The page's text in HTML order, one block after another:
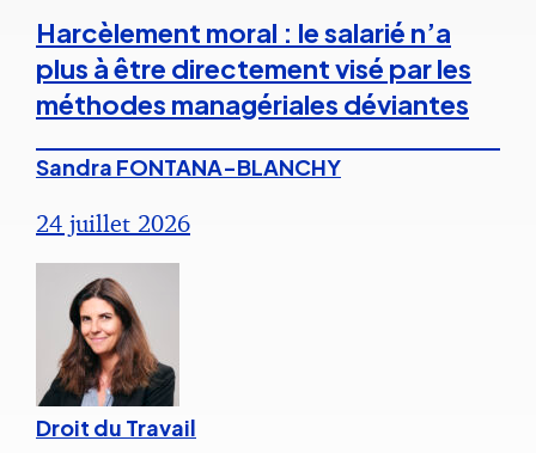
Harcèlement moral : le salarié n’a
plus à être directement visé par les
méthodes managériales déviantes
Sandra FONTANA-BLANCHY
24 juillet 2026
Droit du Travail